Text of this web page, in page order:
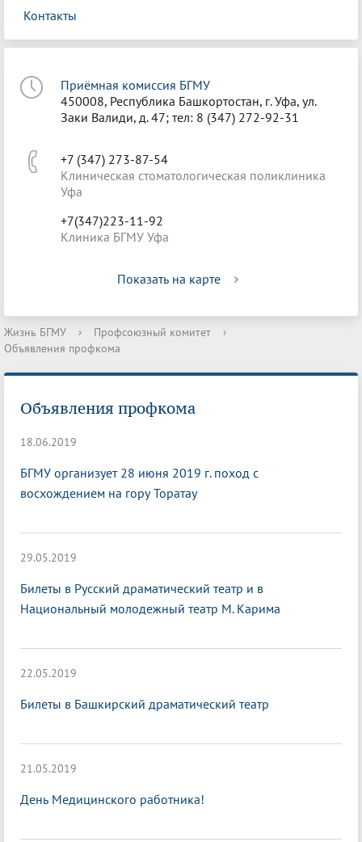
Контакты
Приёмная комиссия БГМУ
450008, Республика Башкортостан, г. Уфа, ул.
Заки Валиди, д. 47; тел: 8 (347) 272-92-31
+7 (347) 273-87-54
Клиническая стоматологическая поликлиника
Уфа
+7(347)223-11-92
Клиника БГМУ Уфа
Показать на карте
Жизнь БГМУ › Профсоюзный комитет
›
Объявления профкома
Объявления профкома
18.06.2019
БГМУ организует 28 июня 2019 г. поход с
восхождением на гору Торатау
29.05.2019
Билеты в Русский драматический театр и в
Национальный молодежный театр М. Карима
22.05.2019
Билеты в Башкирский драматический театр
21.05.2019
День Медицинского работника!